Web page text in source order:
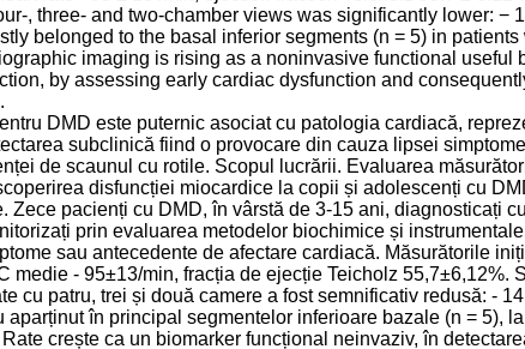
, three- and two-chamber views was significantly lower: −
belonged to the basal inferior segments (n = 5) in
imaging is rising as a noninvasive functional useful
by assessing early cardiac dysfunction and
DMD este puternic asociat cu patologia cardiacă,
subclinică fiind o provocare din cauza lipsei
de scaunul cu rotile. Scopul lucrării. Evaluarea
disfuncției miocardice la copii și adolescenți cu
Zece pacienți cu DMD, în vârstă de 3-15 ani, diagnosticați
prin evaluarea metodelor biochimice și
sau antecedente de afectare cardiacă. Măsurătorile
medie - 95±13/min, fracția de ejecție Teicholz 55,7±6,12%.
cu patru, trei și două camere a fost semnificativ redusă: -
aparținut în principal segmentelor inferioare bazale (n = 5),
crește ca un biomarker funcțional neinvaziv, în